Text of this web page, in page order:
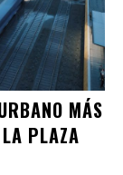
MÁS
PLAZA